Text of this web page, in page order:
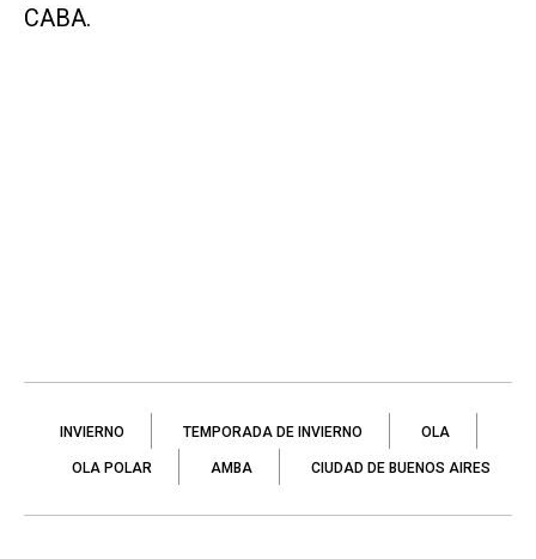
CABA.
INVIERNO TEMPORADA DE INVIERNO OLA
OLA POLAR AMBA CIUDAD DE BUENOS AIRES